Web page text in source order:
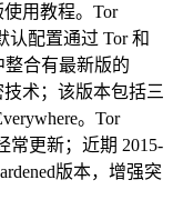
用教程。Tor
认配置通过 Tor 和
整合有最新版的
技术；该版本包括三
。Tor
常更新；近期 2015-
版本，增强突